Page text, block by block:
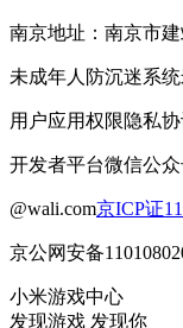
南京地址：南京市
未成年人防沉迷系统
用户应用权限隐私
开发者平台微信公
@wali.com京ICP证
京公网安备
小米游戏中心
发现游戏 发现你